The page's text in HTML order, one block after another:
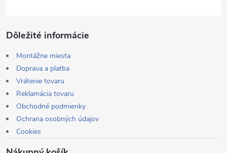
Dôležité informácie
Montážne miesta
Doprava a platba
Vrátenie tovaru
Reklamácia tovaru
Obchodné podmienky
Ochrana osobných údajov
Cookies